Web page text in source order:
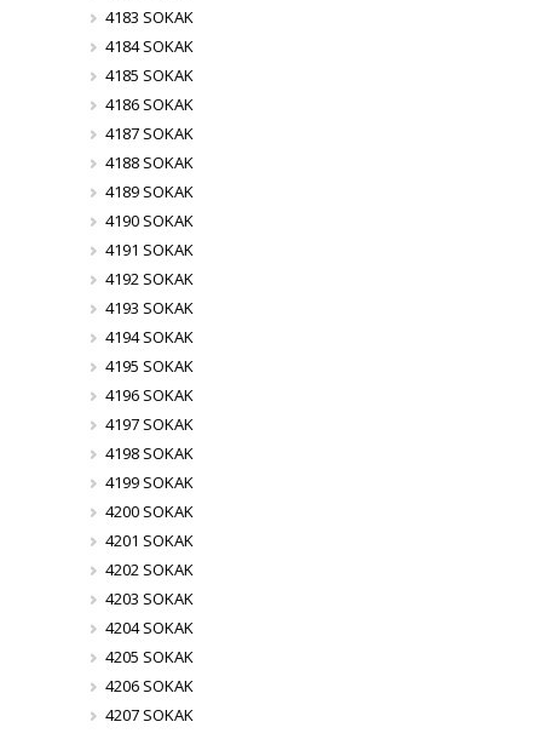
4183 SOKAK
4184 SOKAK
4185 SOKAK
4186 SOKAK
4187 SOKAK
4188 SOKAK
4189 SOKAK
4190 SOKAK
4191 SOKAK
4192 SOKAK
4193 SOKAK
4194 SOKAK
4195 SOKAK
4196 SOKAK
4197 SOKAK
4198 SOKAK
4199 SOKAK
4200 SOKAK
4201 SOKAK
4202 SOKAK
4203 SOKAK
4204 SOKAK
4205 SOKAK
4206 SOKAK
4207 SOKAK